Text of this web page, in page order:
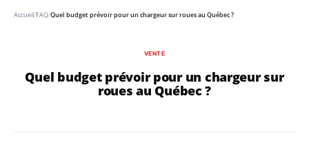
Accueil/FAQ/Quel budget prévoir pour un chargeur sur roues au Québec ?
VENTE
Quel budget prévoir pour un chargeur sur
roues au Québec ?